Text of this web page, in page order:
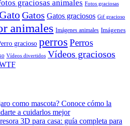
graciosas animales Fotos graciosas
GatoGatos Gatos graciosos Gif gracioso
animales Imágenes animales Imágenes
gracioso perros Perros
Vídeos divertidos Vídeos graciosos
como mascota? Conoce cómo la
a cuidarlos mejor
3D para casa: guía completa para